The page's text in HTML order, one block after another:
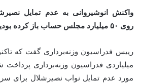
واکنش انوشیروانی به عدم تمایل
روی ۵۰ میلیارد مجلس حساب باز کرده بودیم
میلیاردی فدراسیون وزنه‌برداری
مورد عدم تمایل نواب نصیرشلال برای